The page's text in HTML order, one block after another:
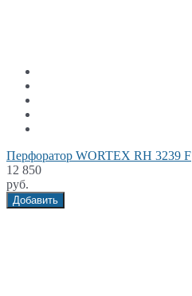
Перфоратор WORTEX RH 3239 F
12 850
руб.
Добавить